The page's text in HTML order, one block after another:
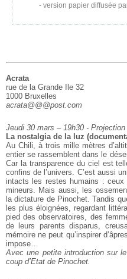
version papier diffusée
Acrata
rue de la Grande Ile 32
1000 Bruxelles
acrata@@@post.com
Jeudi 30 mars – 19h30 - Projection
La nostalgia de la luz
Au Chili, à trois mille mètres
entierse rassemblent dans le
Car la transparence du ciel est
confins de l’univers. C’est aussi
intacts les restes humains :
mineurs. Mais aussi, les
la dictature de Pinochet. Tandis
les plus éloignées, regardant
pied des observatoires, des
de leurs parents disparus,
mémoire ne peut qu’inspirer
impose…
Avec une petite introduction sur
coup d’Etat de Pinochet.